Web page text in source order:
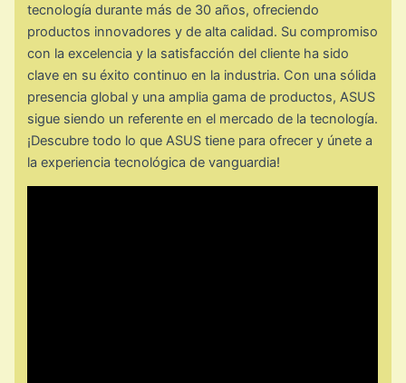
tecnología durante más de 30 años, ofreciendo
productos innovadores y de alta calidad. Su compromiso
con la excelencia y la satisfacción del cliente ha sido
clave en su éxito continuo en la industria. Con una sólida
presencia global y una amplia gama de productos, ASUS
sigue siendo un referente en el mercado de la tecnología.
¡Descubre todo lo que ASUS tiene para ofrecer y únete a
la experiencia tecnológica de vanguardia!